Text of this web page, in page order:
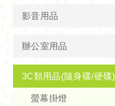
影音用品
辦公室用品
3C類用品(隨身碟/硬碟)
螢幕掛燈